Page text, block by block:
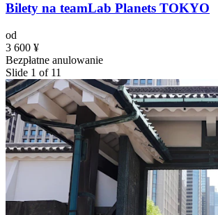
Bilety na teamLab Planets TOKYO
od
3 600 ¥
Bezpłatne anulowanie
Slide 1 of 11